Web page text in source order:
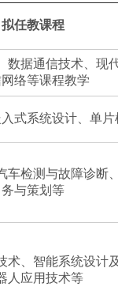
拟任教课程
数据通信技术、现
络等课程教学
式系统设计、单片
车检测与故障诊断
务与策划等
术、智能系统设计
人应用技术等